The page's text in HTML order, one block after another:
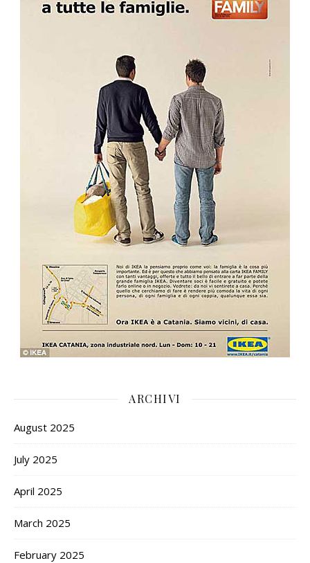
ARCHIVI
August 2025
July 2025
April 2025
March 2025
February 2025